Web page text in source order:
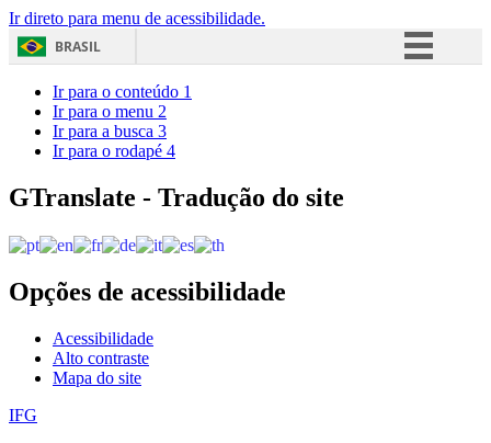
Ir direto para menu de acessibilidade.
BRASIL
Acesso à informação
Ir para o conteúdo 1
Ir para o menu 2
Ir para a busca 3
Ir para o rodapé 4
GTranslate - Tradução do site
Opções de acessibilidade
Acessibilidade
Alto contraste
Mapa do site
IFG